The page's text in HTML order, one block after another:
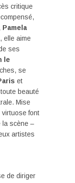
critique
Pamela
elle aime
ses
le
se
et
beauté
Mise
font
la scène –
artistes
de diriger